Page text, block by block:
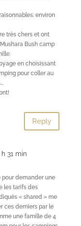
environ
très chers et ont
Bush camp
en choisissant
pour coller au
Reply
31 min
pour demander une
les tarifs des
« shared » me
ces derniers par le
une famille de 4